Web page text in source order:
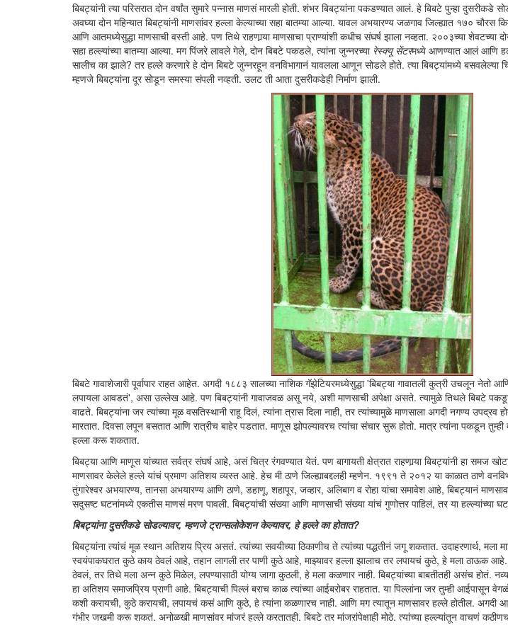
बिबट्यांनी त्या परिसरात दोन वर्षांत सुमारे पन्नास माणसं मारली होती. शंभर बिबट्यांना पकडण्यात आलं. हे बिबटे पुन्हा दुसरीकडे
अवघ्या दोन महिन्यात बिबट्यांनी माणसांवर हल्ला केल्याच्या सहा बातम्या आल्या. यावल अभयारण्य जळगाव जिल्ह्यात १७० चौरस
आणि आतमध्येसुद्धा माणसाची वस्ती आहे. पण तिथे राहणार्‍या माणसाचा प्राण्यांशी कधीच संघर्ष झाला नव्हता. २००३च्या शेवटच्या
सहा हल्ल्यांच्या बातम्या आल्या. मग पिंजरे लावले गेले, दोन बिबटे पकडले, त्यांना जुन्नरच्या रेस्क्यू सेंटरमध्ये आणण्यात आलं आणि
सालीच का झाले? तर हल्ले करणारे हे दोन बिबटे जुन्नरहून वनविभागानं यावलला आणून सोडले होते. त्या बिबट्यांमध्ये बसवलेल्या
म्हणजे बिबट्यांना दूर सोडून समस्या संपली नव्हती. उलट ती आता दुसरीकडेही निर्माण झाली.
बिबटे गावाशेजारी पूर्वापार राहत आहेत. अगदी १८८३ सालच्या नाशिक गॅझेटियरमध्येसुद्धा 'बिबट्या गावातली कुत्री उचलून नेतो
लपायला आवडतं', असा उल्लेख आहे. पण बिबट्यांनी गावाजवळ असू नये, अशी माणसाची अपेक्षा असते. त्यामुळे तिथले बिबटे
वाढते. बिबट्यांना जर त्यांच्या मूळ वसतिस्थानी राहू दिलं, त्यांना त्रास दिला नाही, तर त्यांच्यामुळे माणसाला अगदी नगण्य उपद्रव
मारतात. दिवसा लपून बसतात आणि रात्रीच बाहेर पडतात. माणूस झोपल्यावरच त्यांचा संचार सुरू होतो. मात्र त्यांना पकडून तुम्ही
हल्ला करू शकतात.
बिबट्या आणि माणूस यांच्यात सर्वत्र संघर्ष आहे, असं चित्र रंगवण्यात येतं. पण बागायती क्षेत्रात राहणार्‍या बिबट्यांनी हा समज
माणसावर केलेले हल्ले यांचं प्रमाण अतिशय व्यस्त आहे. हेच मी ठाणे जिल्ह्याबद्दलही म्हणेन. १९९१ ते २०१२ या काळात ठाणे
तुंगारेश्वर अभयारण्य, तानसा अभयारण्य आणि ठाणे, डहाणू, शहापूर, जव्हार, अलिबाग व रोहा यांचा समावेश आहे, बिबट्यानं
सदुसष्ट घटनांमध्ये एकतीस माणसं मरण पावली. बिबट्यांची संख्या आणि माणसाची संख्या यांचं गुणोत्तर पाहिलं, तर या
बिबट्यांना दुसरीकडे सोडल्यावर, म्हणजेट्रान्सलोकेशनकेल्यावर, हे हल्ले का होतात?
बिबट्यांना त्यांचं मूळ स्थान अतिशय प्रिय असतं. त्यांच्या सवयीच्या ठिकाणीच ते त्यांच्या पद्धतीनं जगू शकतात. उदाहरणार्थ,
स्वयंपाकघरात कुठे काय ठेवलं आहे, तहान लागली तर पाणी कुठे आहे, माझ्यावर हल्ला झालाच तर लपायचं कुठे, हे मला ठाऊक आहे.
ठेवलं, तर तिथे मला अन्न कुठे मिळेल, लपण्यासाठी योग्य जागा कुठली, हे मला कळणार नाही. बिबट्यांच्या बाबतीतही असंच होतं.
हा अतिशय समाजप्रिय प्राणी आहे. बिबट्याची पिल्लं बराच काळ त्यांच्या आईबरोबर राहतात. या पिल्लांना जर तुम्ही आईपासून
कशी करायची, कुठे करायची, लपायचं कसं आणि कुठे, हे त्यांना कळणारच नाही. आणि मग त्यातून माणसावर हल्ले होतील. अगदी
गंभीर जखमी करू शकतं. अनोळखी माणसांवर मांजरं हल्ले करतातही. बिबटे तर मांजरांपेक्षाही मोठे. त्यांच्या हल्ल्यांतून वाचणं